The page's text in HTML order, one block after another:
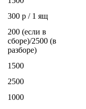
300 р / 1 ящ
200 (если в
сборе)/2500 (в
разборе)
1500
2500
1000